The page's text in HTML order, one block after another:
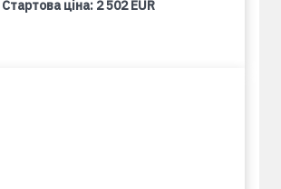
Стартова ціна: 2 502 EUR